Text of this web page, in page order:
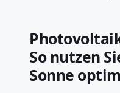
So nutzen
Sonne